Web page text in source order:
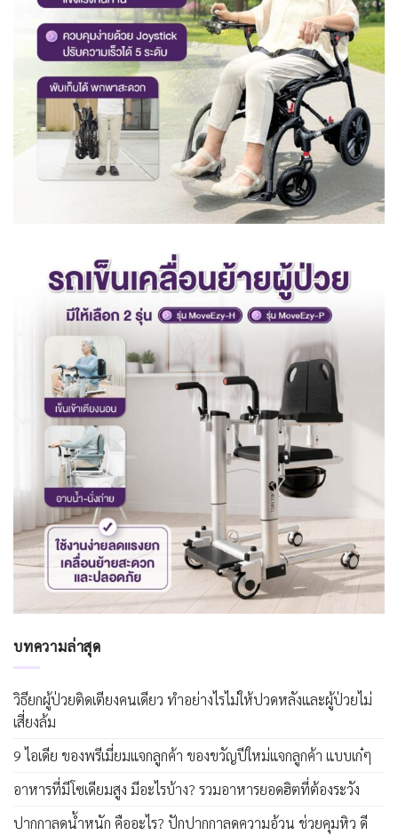
บทความล่าสุด
วิธียกผู้ป่วยติดเตียงคนเดียว ทำอย่างไรไม่ให้ปวดหลังและผู้ป่วยไม่
เสี่ยงล้ม
9 ไอเดีย ของพรีเมี่ยมแจกลูกค้า ของขวัญปีใหม่แจกลูกค้า แบบเก๋ๆ
อาหารที่มีโซเดียมสูง มีอะไรบ้าง? รวมอาหารยอดฮิตที่ต้องระวัง
ปากกาลดน้ำหนัก คืออะไร? ปักปากกาลดความอ้วน ช่วยคุมหิว ดี